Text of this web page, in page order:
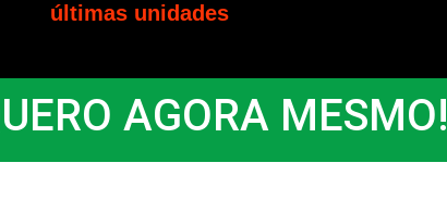
últimas unidades
AGORA MESMO!